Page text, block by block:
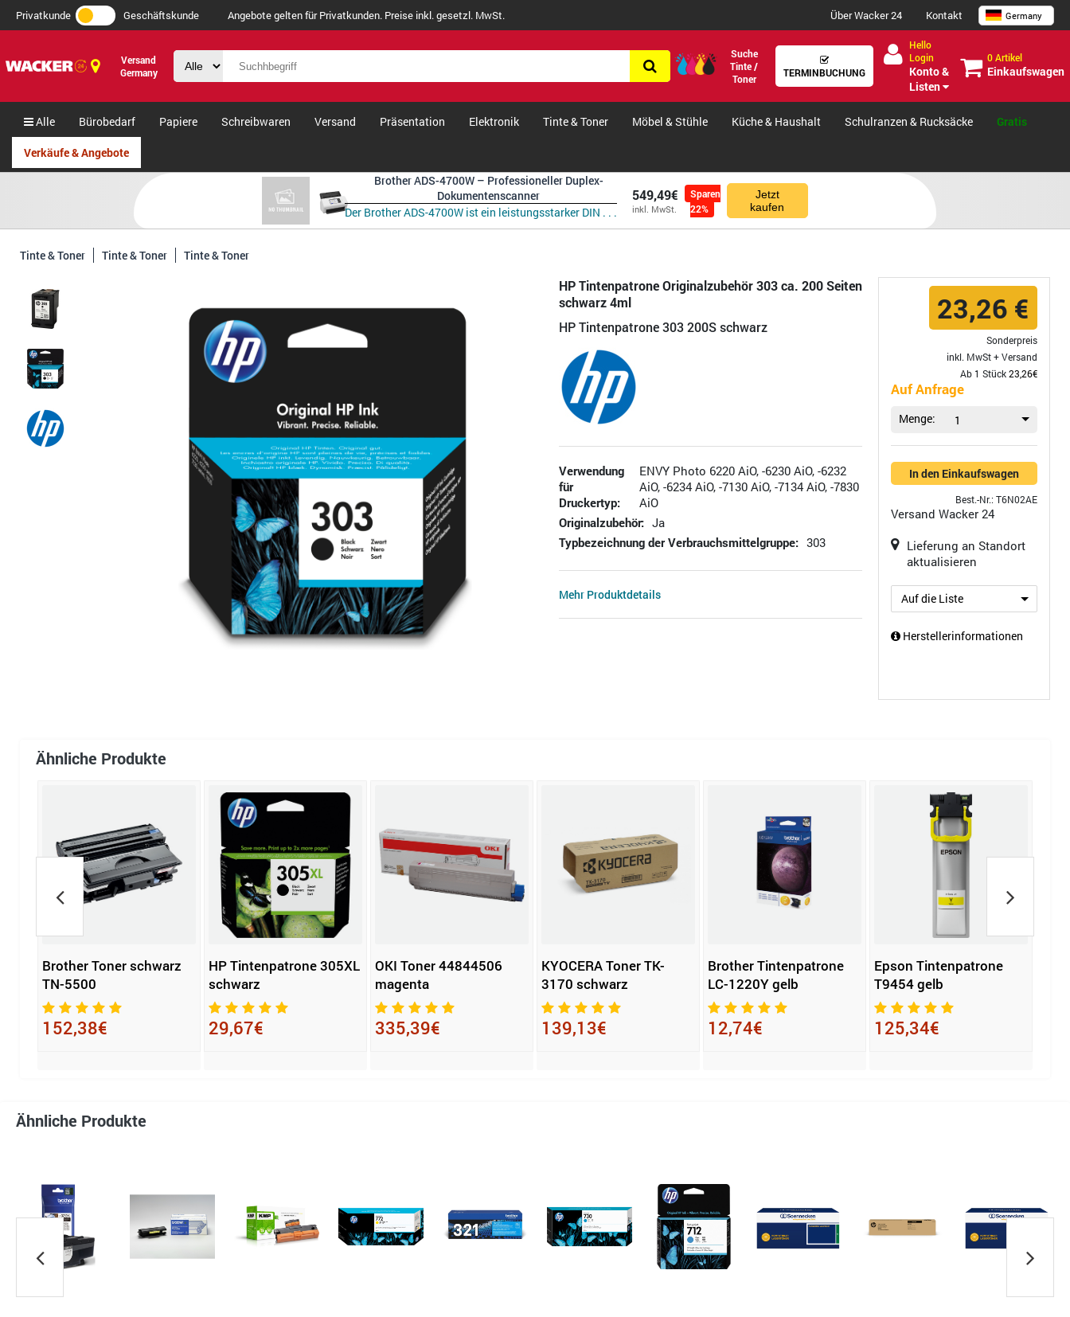
Privatkunde Geschäftskunde Angebote gelten für Privatkunden. Preise inkl. gesetzl. MwSt. Über Wacker 24 Kontakt Germany
Versand
Germany
Suche
Tinte /
Toner
TERMINBUCHUNG
Hello
Login
Konto &
Listen
0 Artikel
Einkaufswagen
Alle Bürobedarf Papiere Schreibwaren Versand Präsentation Elektronik Tinte & Toner Möbel & Stühle Küche & Haushalt Schulranzen & Rucksäcke Gratis
Verkäufe & Angebote
Brother ADS-4700W – Professioneller Duplex-
Dokumentenscanner
Der Brother ADS-4700W ist ein leistungsstarker DIN . . .
549,49€
inkl. MwSt.
Sparen
22%
Jetzt
kaufen
Tinte & Toner Tinte & Toner Tinte & Toner
HP Tintenpatrone Originalzubehör 303 ca. 200 Seiten
schwarz 4ml
HP Tintenpatrone 303 200S schwarz
Verwendung
für
Druckertyp:
ENVY Photo 6220 AiO, -6230 AiO, -6232
AiO, -6234 AiO, -7130 AiO, -7134 AiO, -7830
AiO
Originalzubehör: Ja
Typbezeichnung der Verbrauchsmittelgruppe: 303
Mehr Produktdetails
23,26 €
Sonderpreis
inkl. MwSt +Versand
Ab 1 Stück23,26€
Auf Anfrage
Menge: 1
In den Einkaufswagen
Best.-Nr.: T6N02AE
Versand Wacker 24
Lieferung an Standort
aktualisieren
Auf die Liste
Herstellerinformationen
Ähnliche Produkte
Brother Toner schwarz
TN-5500
152,38€
HP Tintenpatrone 305XL
schwarz
29,67€
OKI Toner 44844506
magenta
335,39€
KYOCERA Toner TK-
3170 schwarz
139,13€
Brother Tintenpatrone
LC-1220Y gelb
12,74€
Epson Tintenpatrone
T9454 gelb
125,34€
Ähnliche Produkte